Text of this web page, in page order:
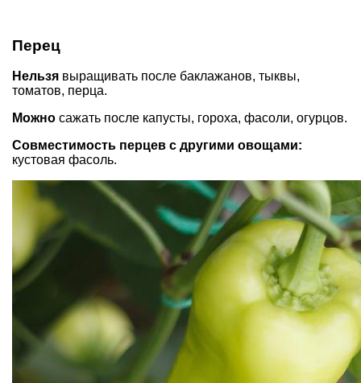
Перец
Нельзя выращивать после баклажанов, тыквы,
томатов, перца.
Можно сажать после капусты, гороха, фасоли, огурцов.
Совместимость перцев с другими овощами:
кустовая фасоль.